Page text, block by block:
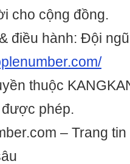
cho cộng đồng.
điều hành: Đội ngũ
thuộc
phép.
– Trang